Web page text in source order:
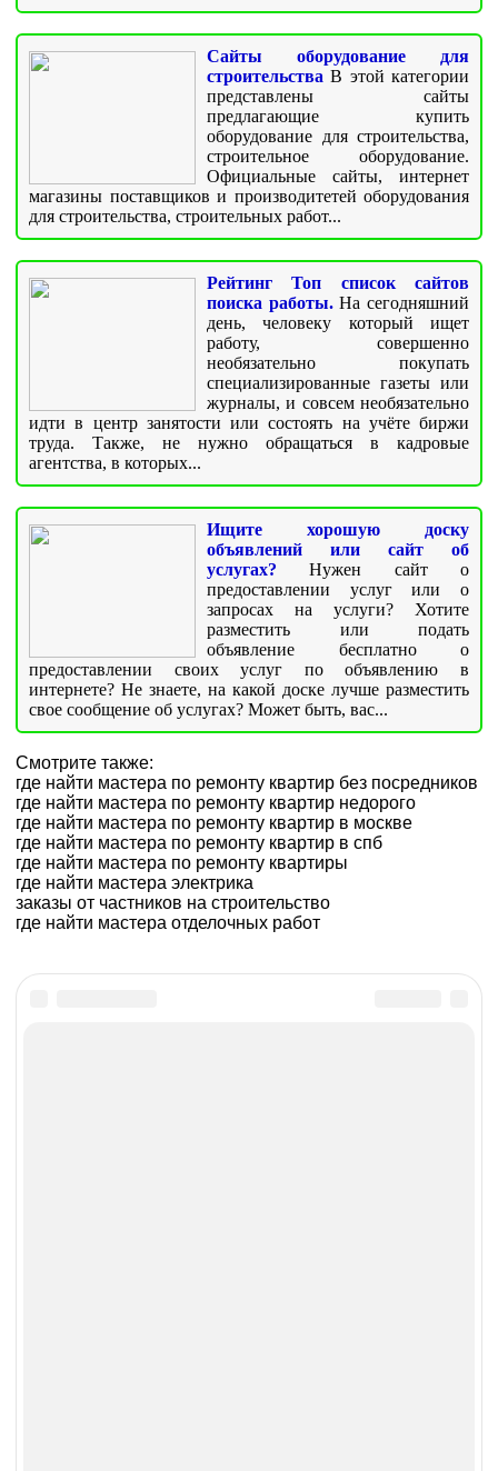
Сайты оборудование для
строительства В этой категории
представлены сайты
предлагающие купить
оборудование для строительства,
строительное оборудование.
Официальные сайты, интернет
магазины поставщиков и производитетей оборудования
для строительства, строительных работ...
Рейтинг Топ список сайтов
поиска работы.На сегодняшний
день, человеку который ищет
работу, совершенно
необязательно покупать
специализированные газеты или
журналы, и совсем необязательно
идти в центр занятости или состоять на учёте биржи
труда. Также, не нужно обращаться в кадровые
агентства, в которых...
Ищите хорошую доску
объявлений или сайт об
услугах? Нужен сайт о
предоставлении услуг или о
запросах на услуги? Хотите
разместить или подать
объявление бесплатно о
предоставлении своих услуг по объявлению в
интернете? Не знаете, на какой доске лучше разместить
свое сообщение об услугах? Может быть, вас...
Смотрите также:
где найти мастера по ремонту квартир без посредников
где найти мастера по ремонту квартир недорого
где найти мастера по ремонту квартир в москве
где найти мастера по ремонту квартир в спб
где найти мастера по ремонту квартиры
где найти мастера электрика
заказы от частников на строительство
где найти мастера отделочных работ